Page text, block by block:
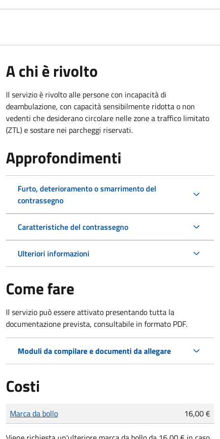
A chi è rivolto
Il servizio è rivolto alle persone con incapacità di
deambulazione, con capacità sensibilmente ridotta o non
vedenti che desiderano circolare nelle zone a traffico limitato
(ZTL) e sostare nei parcheggi riservati.
Approfondimenti
Furto, deterioramento o smarrimento del
contrassegno
Caratteristiche del contrassegno
Ulteriori informazioni
Come fare
Il servizio può essere attivato presentando tutta la
documentazione prevista, consultabile in formato PDF.
Moduli da compilare e documenti da allegare
Costi
Tipo di pagamento
Importo
Marca da bollo 16,00 €